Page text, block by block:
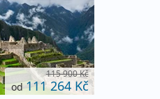
115 900 Kč
od111 264 Kč